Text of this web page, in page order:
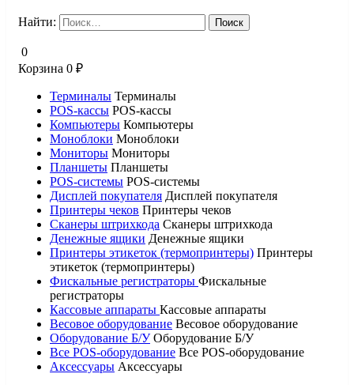
Найти:
0
Корзина 0 ₽
Терминалы Терминалы
POS-кассы POS-кассы
Компьютеры Компьютеры
Моноблоки Моноблоки
Мониторы Мониторы
Планшеты Планшеты
POS-системы POS-системы
Дисплей покупателя Дисплей покупателя
Принтеры чеков Принтеры чеков
Сканеры штрихкода Сканеры штрихкода
Денежные ящики Денежные ящики
Принтеры этикеток (термопринтеры) Принтеры
этикеток (термопринтеры)
Фискальные регистраторы Фискальные
регистраторы
Кассовые аппараты Кассовые аппараты
Весовое оборудование Весовое оборудование
Оборудование Б/У Оборудование Б/У
Все POS-оборудование Все POS-оборудование
Аксессуары Аксессуары